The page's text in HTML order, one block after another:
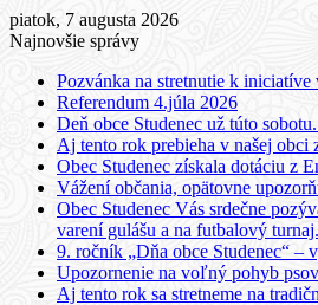
piatok, 7 augusta 2026
Najnovšie správy
Pozvánka na stretnutie k
Referendum 4.júla 2026
Deň obce Studenec už túto
Aj tento rok prebieha v našej obci
Obec Studenec získala dotáciu z
Vážení občania, opätovne
Obec Studenec Vás srdečne
varení gulášu a na futbalový
9. ročník „Dňa obce Studenec“ –
Upozornenie na voľný pohyb
Aj tento rok sa stretneme na